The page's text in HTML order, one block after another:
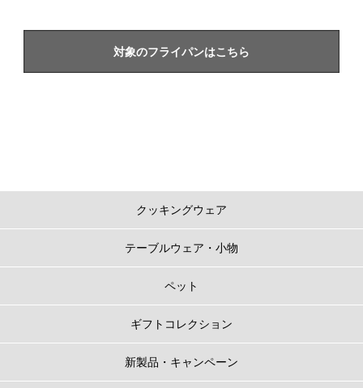
対象のフライパンはこちら
クッキングウェア
テーブルウェア・小物
ペット
ギフトコレクション
新製品・キャンペーン